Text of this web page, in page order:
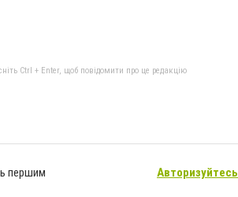
Ctrl + Enter, щоб повідомити про це редакцію
першим Авторизуйтесь